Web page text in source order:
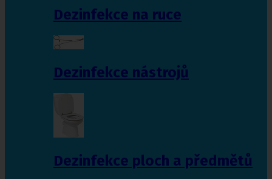
Dezinfekce na ruce
Dezinfekce nástrojů
Dezinfekce ploch a předmětů